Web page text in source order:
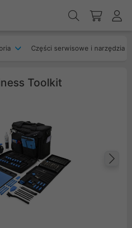
Części serwisowe i narzędzia
Toolkit